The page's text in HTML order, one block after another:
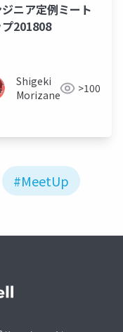
ニア定例ミート
201808
Shigeki
Morizane
>100
#MeetUp